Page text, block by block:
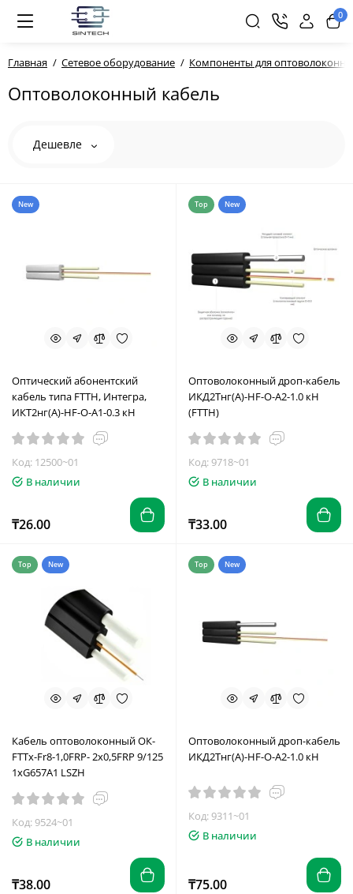
0
Главная Сетевое оборудование Компоненты для
Оптоволоконный кабель
Дешевле
New
Оптический абонентский
кабель типа FTTН, Интегра,
ИКТ2нг(A)-HF-О-А1-0.3 кН
Код: 12500~01
В наличии
₸26.00
Top New
Оптоволоконный дроп-кабель
ИКД2Тнг(А)-HF-O-А2-1.0 кН
(FTTH)
Код: 9718~01
В наличии
₸33.00
Top New
Кабель оптоволоконный ОК-
FTTx-Fr8-1,0FRP- 2х0,5FRP 9/125
1хG657A1 LSZH
Код: 9524~01
В наличии
₸38.00
Top New
Оптоволоконный дроп-кабель
ИКД2Тнг(А)-HF-O-А2-1.0 кН
Код: 9311~01
В наличии
₸75.00